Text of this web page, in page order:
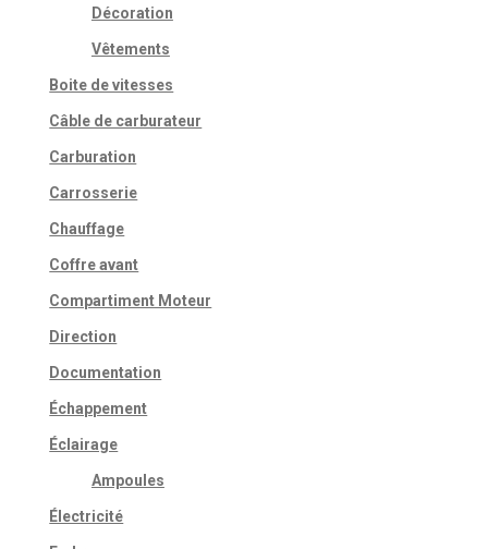
Décoration
Vêtements
Boite de vitesses
Câble de carburateur
Carburation
Carrosserie
Chauffage
Coffre avant
Compartiment Moteur
Direction
Documentation
Échappement
Éclairage
Ampoules
Électricité